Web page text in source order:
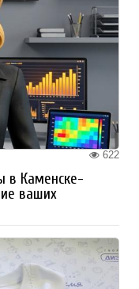
622
в Каменске-
ваших